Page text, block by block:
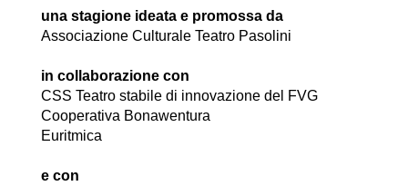
una stagione ideata e promossa da
Associazione Culturale Teatro Pasolini
in collaborazione con
CSS Teatro stabile di innovazione del FVG
Cooperativa Bonawentura
Euritmica
e con